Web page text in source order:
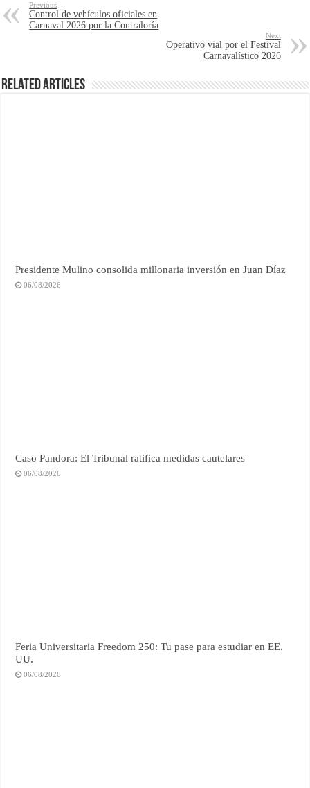
Previous
Control de vehículos oficiales en
Carnaval 2026 por la Contraloría
Next
Operativo vial por el Festival
Carnavalístico 2026
Related Articles
Presidente Mulino consolida millonaria inversión en Juan Díaz
06/08/2026
Caso Pandora: El Tribunal ratifica medidas cautelares
06/08/2026
Feria Universitaria Freedom 250: Tu pase para estudiar en EE.
UU.
06/08/2026